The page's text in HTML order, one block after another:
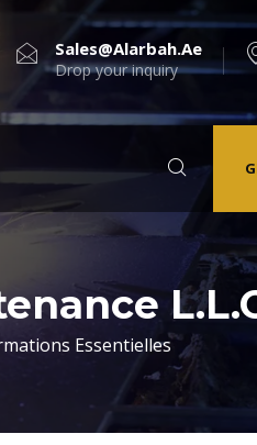
Sales@alarbah.ae
Drop your inquiry
Essentielles